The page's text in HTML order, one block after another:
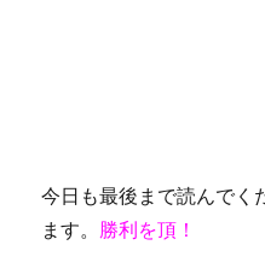
今日も最後まで読んでく
ます。 勝利を頂！